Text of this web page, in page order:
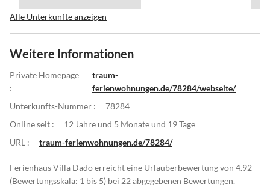
Alle Unterkünfte anzeigen
Weitere Informationen
Private Homepage
:
traum-
ferienwohnungen.de/78284/webseite/
Unterkunfts-Nummer :
78284
Online seit :
12 Jahre und 5 Monate und 19 Tage
URL :
traum-ferienwohnungen.de/78284/
Ferienhaus Villa Dado erreicht eine Urlauberbewertung von 4.92
(Bewertungsskala: 1 bis 5) bei 22 abgegebenen Bewertungen.